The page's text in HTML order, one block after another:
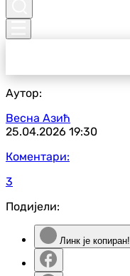
Аутор:
Весна Азић
25.04.2026 19:30
Коментари:
3
Подијели:
Линк је копиран!